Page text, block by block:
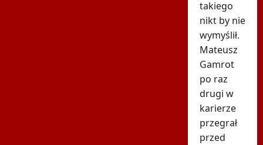
takiego
nikt by nie
wymyślił.
Mateusz
Gamrot
po raz
drugi w
karierze
przegrał
przed